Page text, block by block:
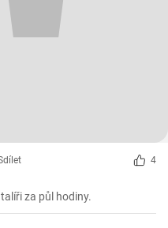
4
za půl hodiny.